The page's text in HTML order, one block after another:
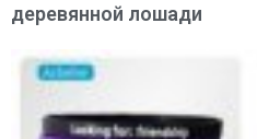
деревянной лошади